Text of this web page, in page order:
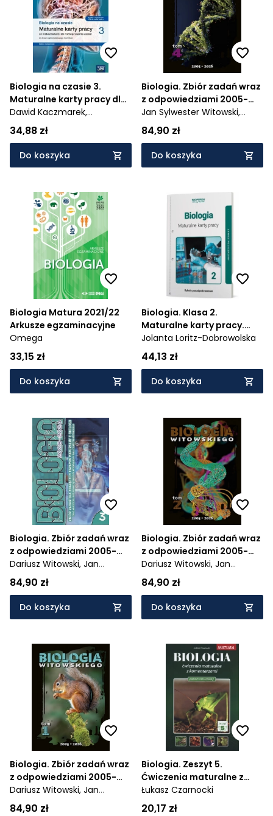
Biologia na czasie 3.
Maturalne karty pracy dla
liceum
ogólnokształcącego i
technikum, zakres
rozszerzony - Szkoła
ponadpodstawowa
Dawid Kaczmarek,
Bartłomiej Grądzki,
34,88 zł
Do koszyka
Biologia. Zbiór zadań wraz
z odpowiedziami 2005-
2026. Tom 4
Jan Sylwester Witowski,
Dariusz Witowski
84,90 zł
Do koszyka
Biologia Matura 2021/22
Arkusze egzaminacyjne
Omega
33,15 zł
Do koszyka
Biologia. Klasa 2.
Maturalne karty pracy.
Zakres rozszerzony.
Liceum i technikum
Jolanta Loritz-Dobrowolska
44,13 zł
Do koszyka
Biologia. Zbiór zadań wraz
z odpowiedziami 2005-
2024. Tom 3
Dariusz Witowski, Jan
Sylwester Witowski
84,90 zł
Do koszyka
Biologia. Zbiór zadań wraz
z odpowiedziami 2005-
2026. Tom 2
Dariusz Witowski, Jan
Sylwester Witowski
84,90 zł
Do koszyka
Biologia. Zbiór zadań wraz
z odpowiedziami 2005-
2026. Tom 1
Dariusz Witowski, Jan
Sylwester Witowski
84,90 zł
Biologia. Zeszyt 5.
Ćwiczenia maturalne z
komentarzami. Poziom
rozszerzony
Łukasz Czarnocki
20,17 zł